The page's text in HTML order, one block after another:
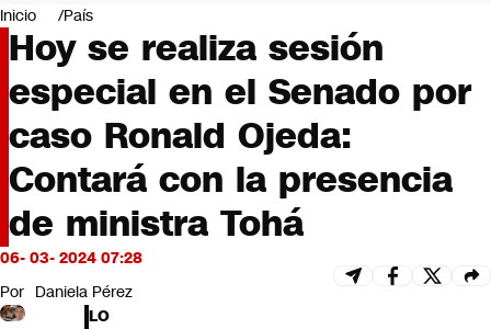
Negocios
Deportes
Programas completos
Cultura
Servicios
Bits
CNN tiempo
Futuro 360
Opinión
Inicio País
Hoy se realiza sesión
especial en el Senado por
caso Ronald Ojeda:
Contará con la presencia
de ministra Tohá
06- 03- 2024 07:28
Por Daniela Pérez
LO